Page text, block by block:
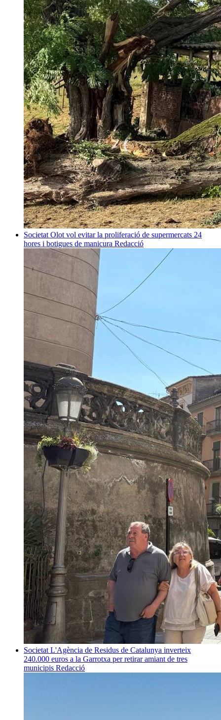
Societat Olot vol evitar la proliferació de supermercats 24
hores i botigues de manicura Redacció
Societat L'Agència de Residus de Catalunya inverteix
240.000 euros a la Garrotxa per retirar amiant de tres
municipis Redacció